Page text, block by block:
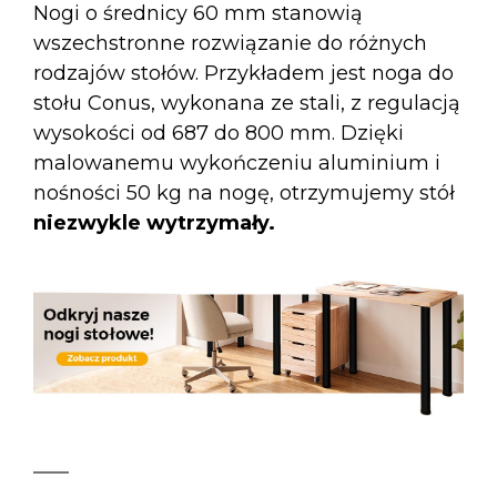
Nogi o średnicy 60 mm stanowią
wszechstronne rozwiązanie do różnych
rodzajów stołów. Przykładem jest noga do
stołu Conus, wykonana ze stali, z regulacją
wysokości od 687 do 800 mm. Dzięki
malowanemu wykończeniu aluminium i
nośności 50 kg na nogę, otrzymujemy stół
niezwykle wytrzymały.